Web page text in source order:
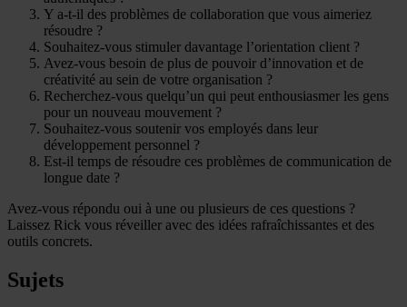
Y a-t-il des problèmes de collaboration que vous aimeriez
résoudre ?
Souhaitez-vous stimuler davantage l’orientation client ?
Avez-vous besoin de plus de pouvoir d’innovation et de
créativité au sein de votre organisation ?
Recherchez-vous quelqu’un qui peut enthousiasmer les gens
pour un nouveau mouvement ?
Souhaitez-vous soutenir vos employés dans leur
développement personnel ?
Est-il temps de résoudre ces problèmes de communication de
longue date ?
Avez-vous répondu oui à une ou plusieurs de ces questions ?
Laissez Rick vous réveiller avec des idées rafraîchissantes et des
outils concrets.
Sujets